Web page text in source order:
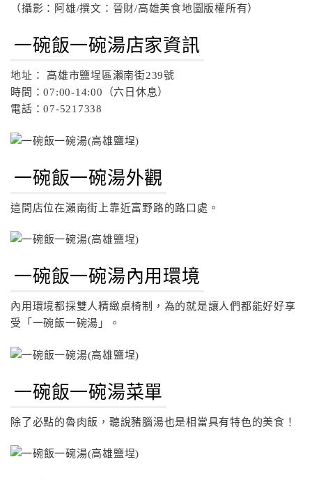
（攝影：阿雄/撰文：晉財/高雄美食地圖版權所有）
一碗飯一碗湯店家資訊
地址： 高雄市鹽埕區瀨南街239號
時間：07:00-14:00（六日休息）
電話：07-5217338
一碗飯一碗湯外觀
這間店位在瀨南街上靠近富野路的路口處。
一碗飯一碗湯內用環境
內用環境都採雙人精緻桌椅制，為的就是讓人們都能好好享
受「一碗飯一碗湯」。
一碗飯一碗湯菜單
除了必點的魯肉飯，聽說豬腦湯也是相當具有特色的美食！